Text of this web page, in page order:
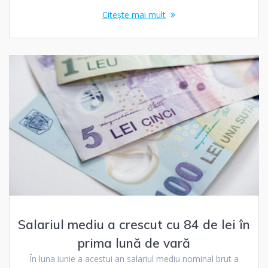
Citește mai mult
Salariul mediu a crescut cu 84 de lei în
prima lună de vară
În luna iunie a acestui an salariul mediu nominal brut a